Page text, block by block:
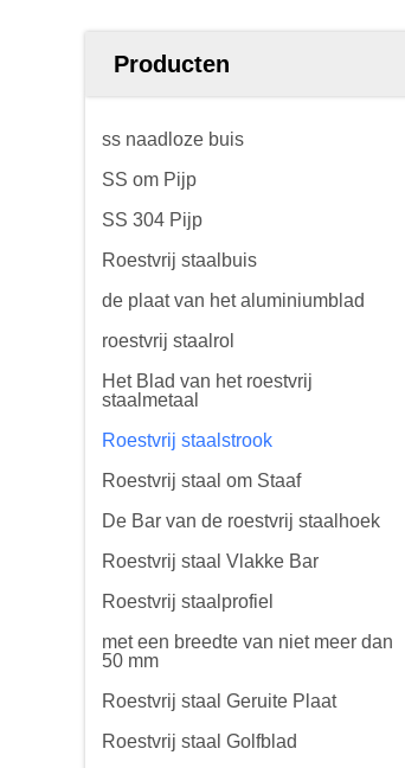
Producten
ss naadloze buis
SS om Pijp
SS 304 Pijp
Roestvrij staalbuis
de plaat van het aluminiumblad
roestvrij staalrol
Het Blad van het roestvrij
staalmetaal
Roestvrij staalstrook
Roestvrij staal om Staaf
De Bar van de roestvrij staalhoek
Roestvrij staal Vlakke Bar
Roestvrij staalprofiel
met een breedte van niet meer dan
50 mm
Roestvrij staal Geruite Plaat
Roestvrij staal Golfblad